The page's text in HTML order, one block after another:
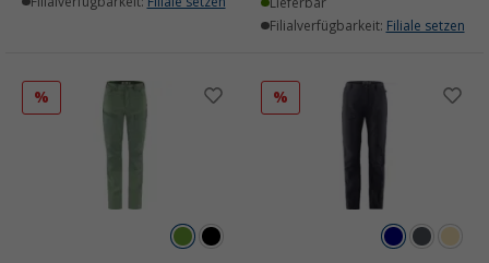
Lieferbar
Filialverfügbarkeit: Filiale setzen
% %